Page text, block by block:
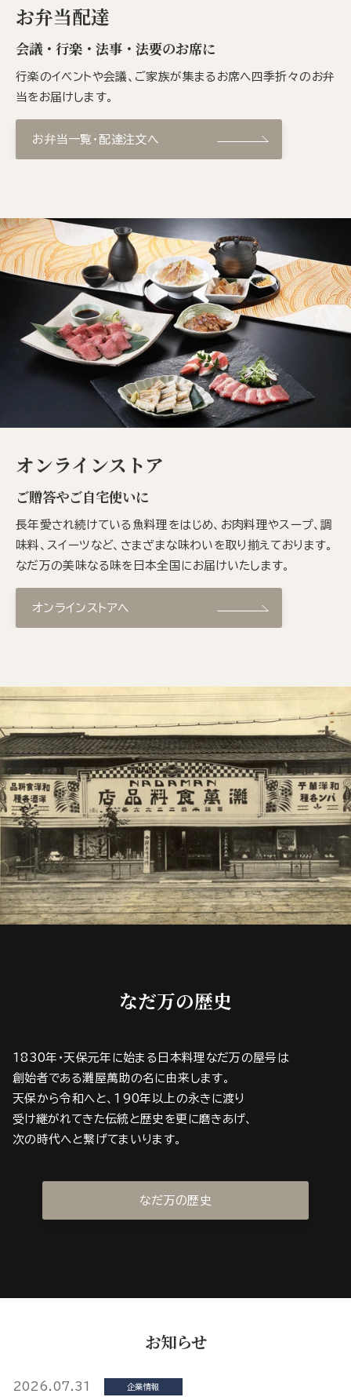
お弁当配達
会議・行楽・法事・法要のお席に
行楽のイベントや会議、ご家族が集まるお席へ四季折々のお弁
当をお届けします。
お弁当一覧・配達注文へ
オンラインストア
ご贈答やご自宅使いに
長年愛され続けている魚料理をはじめ、お肉料理やスープ、調
味料、スイーツなど、さまざまな味わいを取り揃えております。
なだ万の美味なる味を日本全国にお届けいたします。
オンラインストアへ
なだ万の歴史
1830年・天保元年に始まる日本料理なだ万の屋号は
創始者である灘屋萬助の名に由来します。
天保から令和へと、190年以上の永きに渡り
受け継がれてきた伝統と歴史を更に磨きあげ、
次の時代へと繋げてまいります。
なだ万の歴史
お知らせ
2026.07.31 企業情報